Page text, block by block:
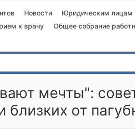
Новости Юридическим лицам
к врачу
Общее собрание
мечты":
близких от